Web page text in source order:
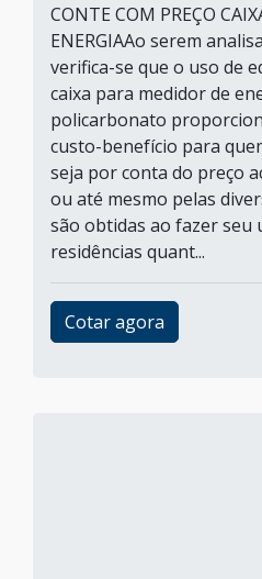
CONTE COM PREÇO
ENERGIAAo serem
verifica-se que o uso de
caixa para medidor de
policarbonato
custo-benefício para
seja por conta do preço
ou até mesmo pelas
são obtidas ao fazer seu
residências quant...
Cotar agora